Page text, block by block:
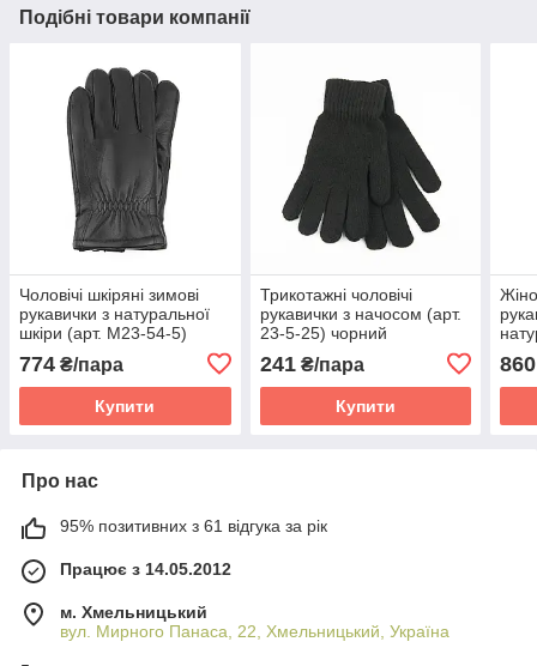
Подібні товари компанії
Чоловічі шкіряні зимові
рукавички з натуральної
шкіри (арт. M23-54-5)
774 ₴/пара
Купити
Трикотажні чоловічі
рукавички з начосом (арт.
23-5-25) чорний
241₴/пара
Купити
860
Про нас
95% позитивних з 61 відгука за рік
Працює з 14.05.2012
м. Хмельницький
вул. Мирного Панаса, 22, Хмельницький, Україна